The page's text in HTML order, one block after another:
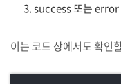
success 또는 error
이는 코드 상에서도 확인